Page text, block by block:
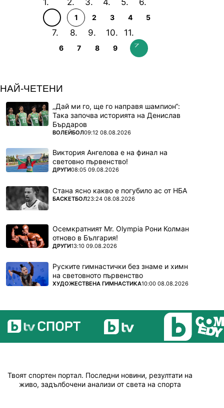
1 2 3 4 5
6 7 8 9
НАЙ-ЧЕТЕНИ
„Дай ми го, ще го направя шампион“:
Така започва историята на Денислав
Бърдаров
ПОВЕЧЕ ОТ
ВОЛЕЙБОЛ09:12 08.08.2026
Виктория Ангелова е на финал на
световно първенство!
ПОВЕЧЕ ОТ
ДРУГИ08:05 09.08.2026
Стана ясно какво е погубило ас от НБА
ПОВЕЧЕ ОТ
БАСКЕТБОЛ23:24 08.08.2026
Осемкратният Mr. Olympia Рони Колман
отново в България!
ПОВЕЧЕ ОТ
ДРУГИ13:10 09.08.2026
Руските гимнастички без знаме и химн
на световното първенство
ПОВЕЧЕ ОТ
ХУДОЖЕСТВЕНА ГИМНАСТИКА10:00 08.08.2026
Твоят спортен портал. Последни новини, резултати на
живо, задълбочени анализи от света на спорта